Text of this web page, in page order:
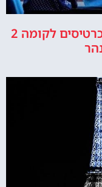
ארוחת צהריים במגדל אייפל + כרטיסים לקומה 2